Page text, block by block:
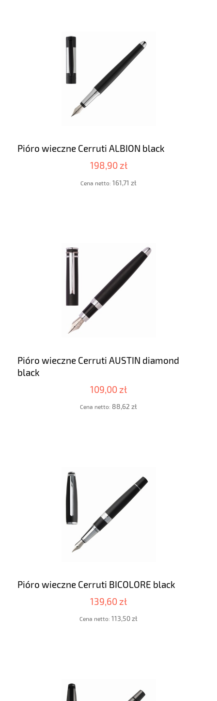
Pióro wieczne Cerruti ALBION black
198,90 zł
Cena netto: 161,71 zł
Pióro wieczne Cerruti AUSTIN diamond
black
109,00 zł
Cena netto: 88,62 zł
Pióro wieczne Cerruti BICOLORE black
139,60 zł
Cena netto: 113,50 zł